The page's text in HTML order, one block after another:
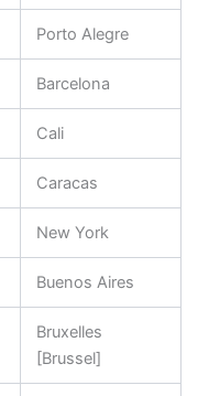
Porto Alegre
Barcelona
Cali
Caracas
New York
Buenos Aires
Bruxelles
[Brussel]